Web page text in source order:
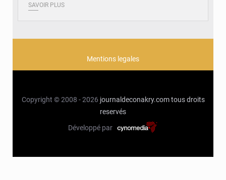
SAVOIR PLUS
Mentions legales
Copyright © 2008 - 2026 journaldeconakry.com tous droits
reservés
Développé par